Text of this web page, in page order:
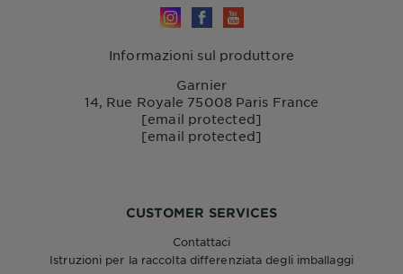
CUSTOMER SERVICES
Contattaci
Istruzioni per la raccolta differenziata degli imballaggi
Informazioni sul produttore
Garnier
14, Rue Royale 75008 Paris France
[email protected]
[email protected]